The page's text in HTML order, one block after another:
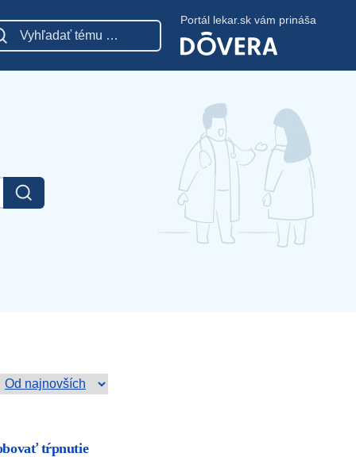
Portál lekar.sk vám prináša
tŕpnutie